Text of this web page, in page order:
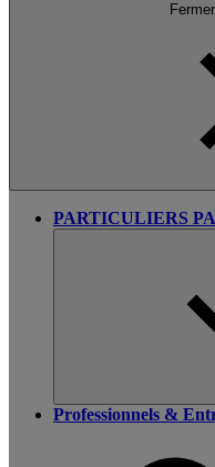
PARTICULIERS
Professionnels &